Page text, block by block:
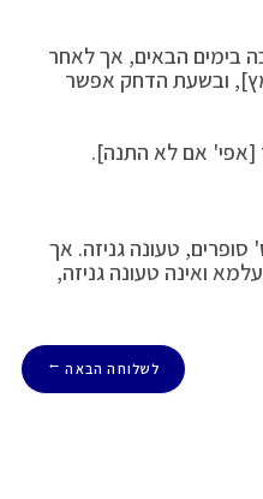
בימים הבאים, אך לאחר
ובשעת הדחק אפשר
[אפי' אם לא התנה].
טעונה גניזה. אך
ואינה טעונה גניזה,
לשלוחה הבאה →